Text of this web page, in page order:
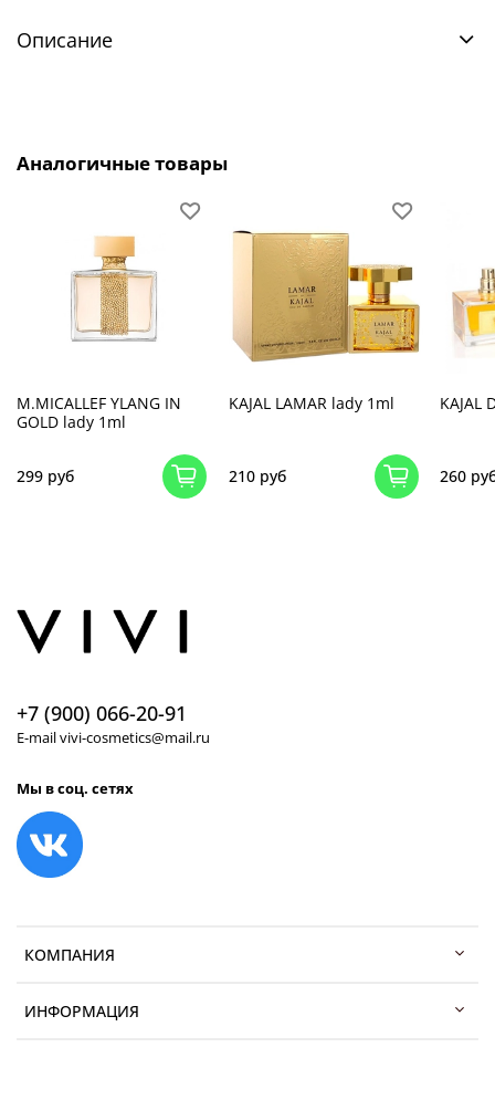
Описание
Аналогичные товары
M.MICALLEF YLANG IN
GOLD lady 1ml
299 руб
KAJAL LAMAR lady 1ml
210 руб
KAJAL
260
КОМПАНИЯ
ИНФОРМАЦИЯ
+7 (900) 066-20-91
E-mail vivi-cosmetics@mail.ru
Мы в соц. сетях